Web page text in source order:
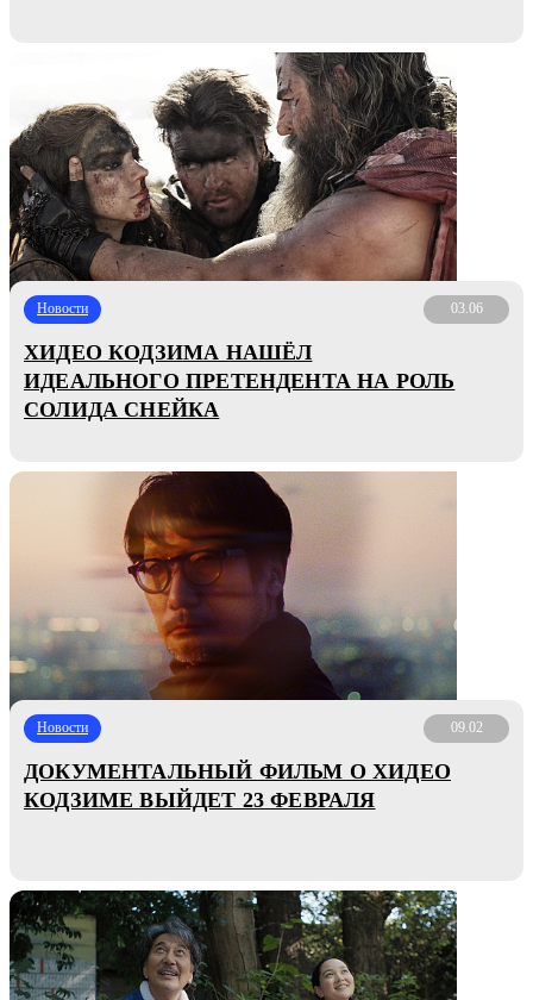
Новости 03.06
ХИДЕО КОДЗИМА НАШЁЛ
ИДЕАЛЬНОГО ПРЕТЕНДЕНТА НА РОЛЬ
СОЛИДА СНЕЙКА
Новости 09.02
ДОКУМЕНТАЛЬНЫЙ ФИЛЬМ О ХИДЕО
КОДЗИМЕ ВЫЙДЕТ 23 ФЕВРАЛЯ